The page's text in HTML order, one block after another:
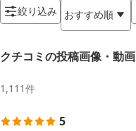
絞り込み おすすめ順
クチコミの投稿画像・動画
1,111件
5